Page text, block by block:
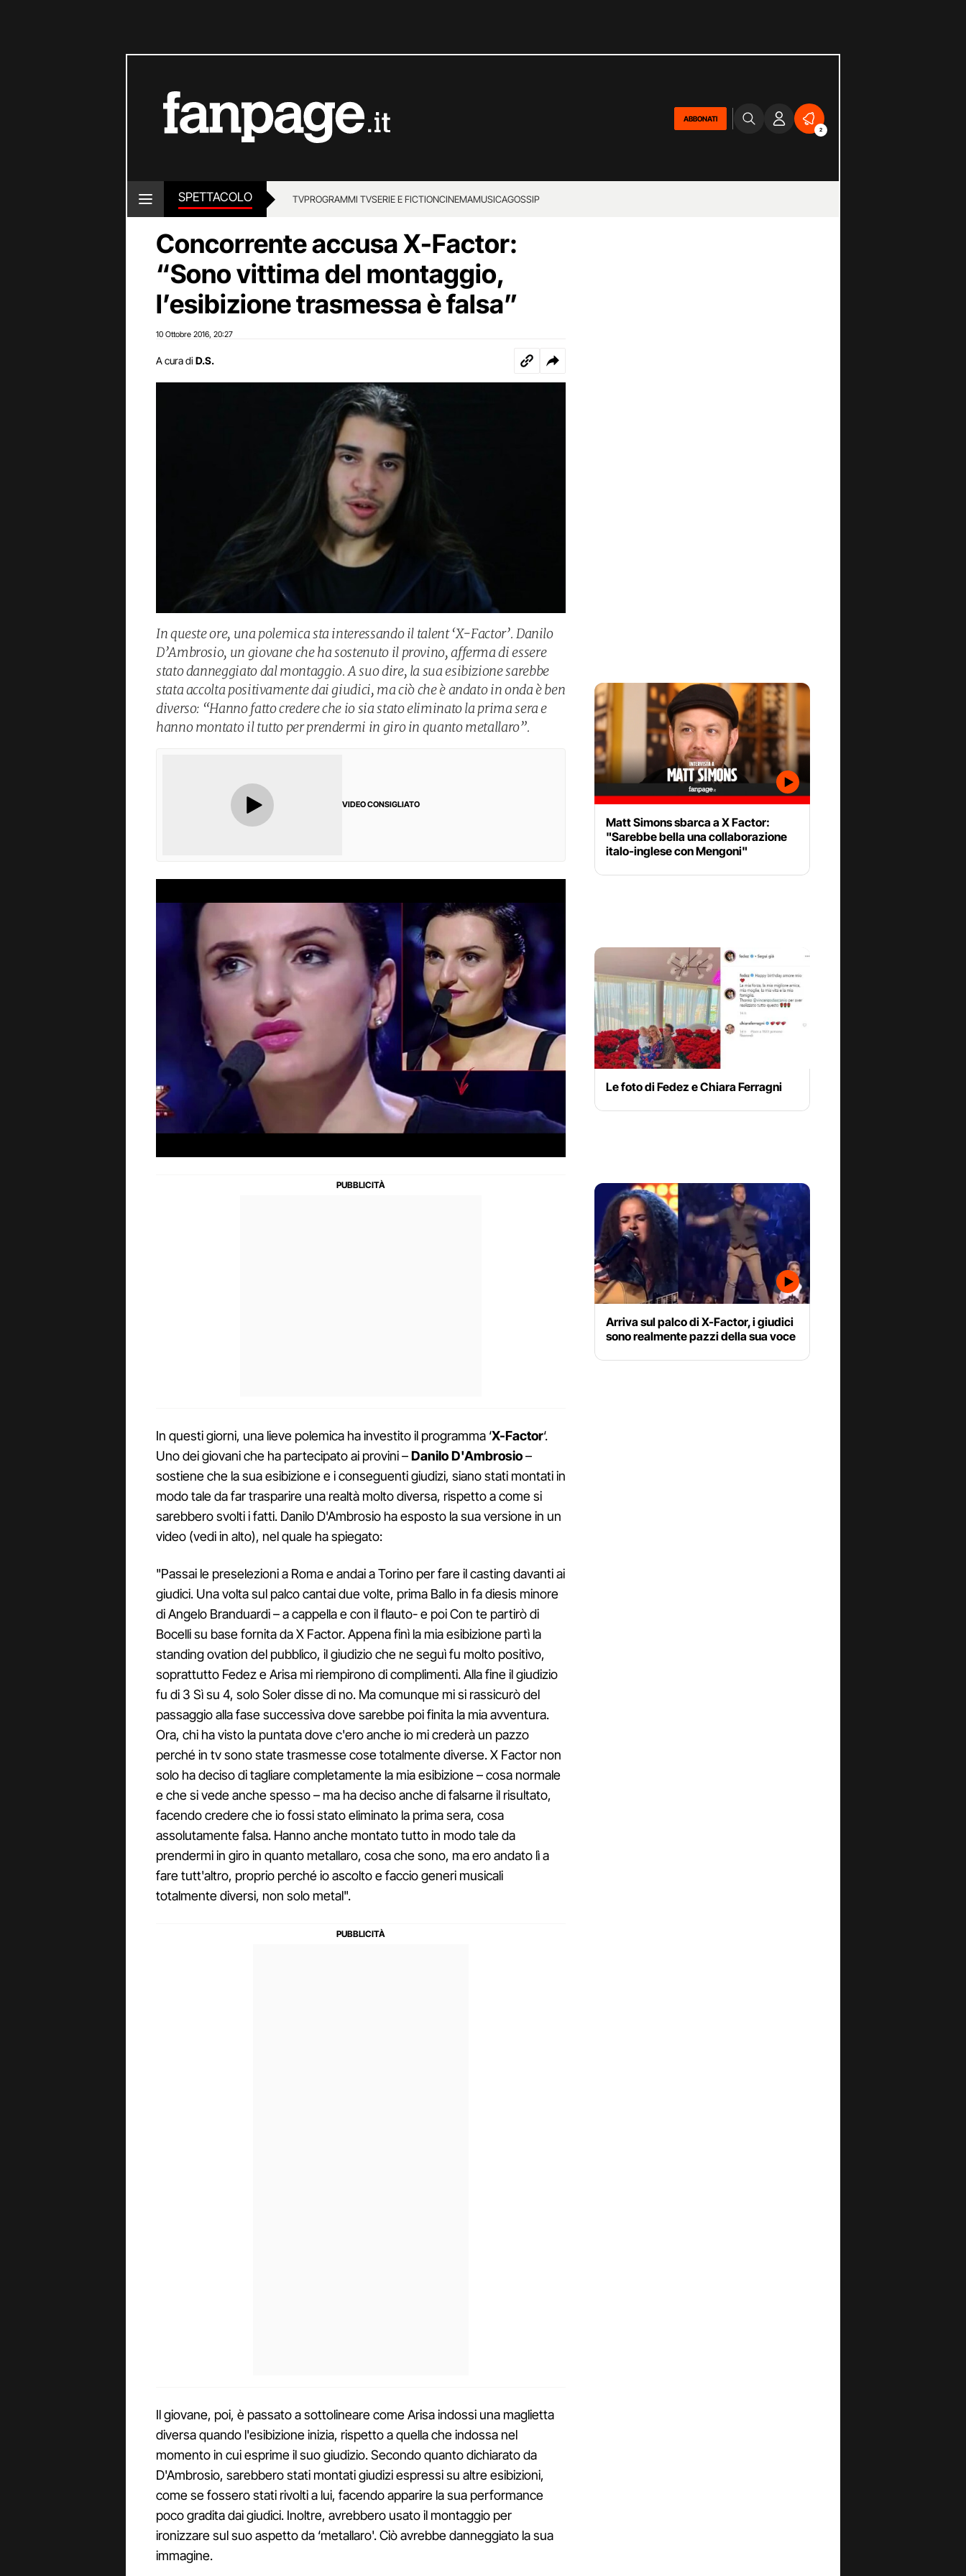
ABBONATI
2
SPETTACOLO TVPROGRAMMI TVSERIE E FICTIONCINEMAMUSICAGOSSIP
Concorrente accusa X-Factor:
“Sono vittima del montaggio,
l’esibizione trasmessa è falsa”
10 Ottobre 2016 20:27
A cura di D.S.
In queste ore, una polemica sta interessando il talent ‘X-Factor’. Danilo
D’Ambrosio, un giovane che ha sostenuto il provino, afferma di essere
stato danneggiato dal montaggio. A suo dire, la sua esibizione sarebbe
stata accolta positivamente dai giudici, ma ciò che è andato in onda è ben
diverso: “Hanno fatto credere che io sia stato eliminato la prima sera e
hanno montato il tutto per prendermi in giro in quanto metallaro”.
VIDEO CONSIGLIATO
In questi giorni, una lieve polemica ha investito il programma ‘X-Factor‘.
Uno dei giovani che ha partecipato ai provini –Danilo D'Ambrosio–
sostiene che la sua esibizione e i conseguenti giudizi, siano stati montati in
modo tale da far trasparire una realtà molto diversa, rispetto a come si
sarebbero svolti i fatti. Danilo D'Ambrosio ha esposto la sua versione in un
video (vedi in alto), nel quale ha spiegato:
"Passai le preselezioni a Roma e andai a Torino per fare il casting davanti ai
giudici. Una volta sul palco cantai due volte, prima Ballo in fa diesis minore
di Angelo Branduardi – a cappella e con il flauto- e poi Con te partirò di
Bocelli su base fornita da X Factor. Appena finì la mia esibizione partì la
standing ovation del pubblico, il giudizio che ne seguì fu molto positivo,
soprattutto Fedez e Arisa mi riempirono di complimenti. Alla fine il giudizio
fu di 3 Sì su 4, solo Soler disse di no. Ma comunque mi si rassicurò del
passaggio alla fase successiva dove sarebbe poi finita la mia avventura.
Ora, chi ha visto la puntata dove c'ero anche io mi crederà un pazzo
perché in tv sono state trasmesse cose totalmente diverse. X Factor non
solo ha deciso di tagliare completamente la mia esibizione – cosa normale
e che si vede anche spesso – ma ha deciso anche di falsarne il risultato,
facendo credere che io fossi stato eliminato la prima sera, cosa
assolutamente falsa. Hanno anche montato tutto in modo tale da
prendermi in giro in quanto metallaro, cosa che sono, ma ero andato lì a
fare tutt'altro, proprio perché io ascolto e faccio generi musicali
totalmente diversi, non solo metal".
Il giovane, poi, è passato a sottolineare come Arisa indossi una maglietta
diversa quando l'esibizione inizia, rispetto a quella che indossa nel
momento in cui esprime il suo giudizio. Secondo quanto dichiarato da
D'Ambrosio, sarebbero stati montati giudizi espressi su altre esibizioni,
come se fossero stati rivolti a lui, facendo apparire la sua performance
poco gradita dai giudici. Inoltre, avrebbero usato il montaggio per
ironizzare sul suo aspetto da ‘metallaro'. Ciò avrebbe danneggiato la sua
immagine.
Matt Simons sbarca a X Factor:
"Sarebbe bella una collaborazione
italo-inglese con Mengoni"
Le foto di Fedez e Chiara Ferragni
Arriva sul palco di X-Factor, i giudici
sono realmente pazzi della sua voce